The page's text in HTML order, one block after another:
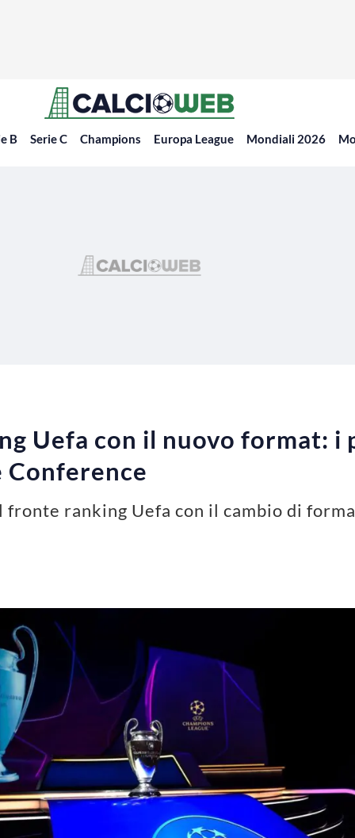
B Serie C Champions Europa League Mondiali 2026
Uefa con il nuovo format: i
Conference
ranking Uefa con il cambio di